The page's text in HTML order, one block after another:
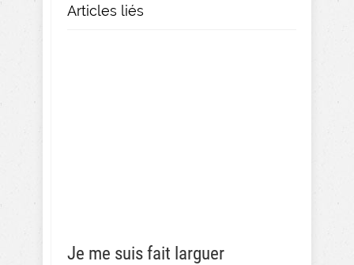
Articles liés
Je me suis fait larguer